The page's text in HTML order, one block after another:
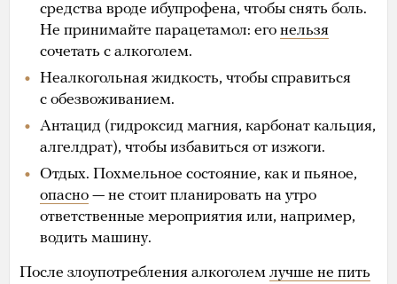
средства вроде ибупрофена, чтобы снять боль.
Не принимайте парацетамол: его нельзя
сочетать с алкоголем.
Неалкогольная жидкость, чтобы справиться
с обезвоживанием.
Антацид (гидроксид магния, карбонат кальция,
алгелдрат), чтобы избавиться от изжоги.
Отдых. Похмельное состояние, как и пьяное,
опасно — не стоит планировать на утро
ответственные мероприятия или, например,
водить машину.
После злоупотребления алкоголем лучше не пить